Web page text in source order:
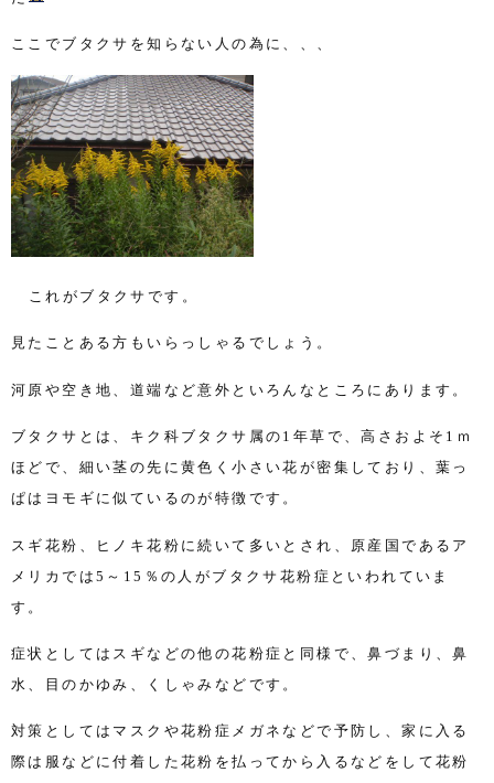
ここでブタクサを知らない人の為に、、、
これがブタクサです。
見たことある方もいらっしゃるでしょう。
河原や空き地、道端など意外といろんなところにあります。
ブタクサとは、キク科ブタクサ属の 1 年草で、高さおよそ 1 ｍ
ほどで、 細い茎の先に黄色く小さい花が密集しており、葉っ
ぱはヨモギに似ているのが特徴です。
スギ花粉、ヒノキ花粉に続いて多いとされ、原産国であるア
メリカでは 5 ～ 15 ％の人がブタクサ花粉症といわれていま
す。
症状としてはスギなどの他の花粉症と同様で、鼻づまり、鼻
水、目のかゆみ、くしゃみなどです。
対策としてはマスクや花粉症メガネなどで予防し、家に入る
際は服などに付着した花粉を払ってから入るなどをして花粉